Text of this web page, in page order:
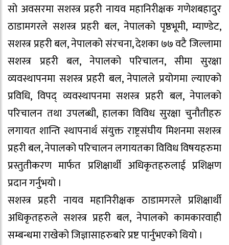
सो अवसरमा सशस्त्र प्रहरी नायव महानिरीक्षक गणेशबहादुर
ठाडामगरले सशस्त्र प्रहरी बल, नेपालको पृष्ठभूमी, म्याण्डेट,
सशस्त्र प्रहरी बल, नेपालको संरचना, देशका ७७ वटै जिल्लामा
सशस्त्र प्रहरी बल, नेपालको परिचालन, सीमा सुरक्षा
व्यवस्थापनमा सशस्त्र प्रहरी बल, नेपालले प्रयोगमा ल्याएको
प्रविधि, विपद् व्यवस्थापनमा सशस्त्र प्रहरी बल, नेपालको
परिचालन तथा उपलब्धी, हालका विविध सुरक्षा चुनौतीहरु
लगायत शान्ति स्थापनार्थ संयुक्त राष्ट्रसंघीय मिशनमा सशस्त्र
प्रहरी बल, नेपालको परिचालन लगायतका विविध विषयहरुमा
प्रस्तुतीकरण मार्फत प्रशिक्षार्थी अधिकृतहरुलाई प्रशिक्षण
प्रदान गर्नुभयो ।
सशस्त्र प्रहरी नायव महानिरीक्षक ठाडामगरले प्रशिक्षार्थी
अधिकृतहरुले सशस्त्र प्रहरी बल, नेपालको कामकारवाही
सम्बन्धमा राखेको जिज्ञासाहरुबारे प्रष्ट पार्नुभएको थियो ।